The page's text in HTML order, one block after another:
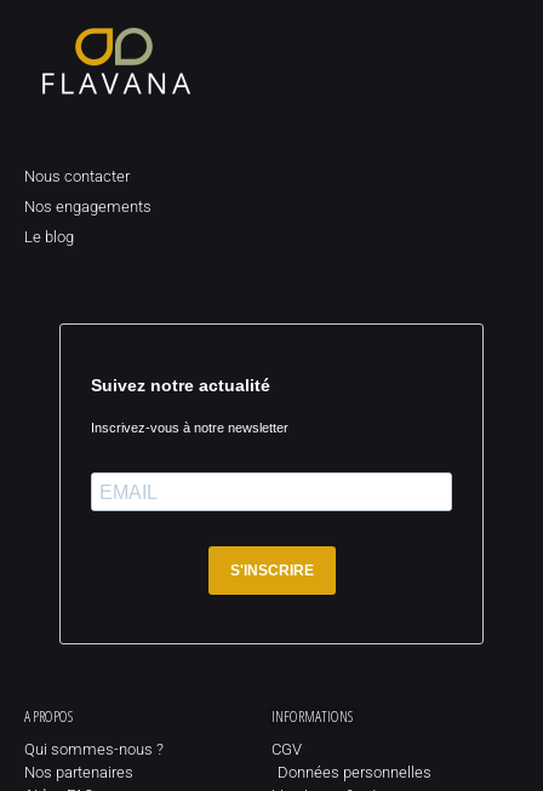
Nous contacter
Nos engagements
Le blog
Suivez notre actualité
Inscrivez-vous à notre newsletter
S'INSCRIRE
A PROPOS
Qui sommes-nous ?
Nos partenaires
INFORMATIONS
CGV
Données personnelles